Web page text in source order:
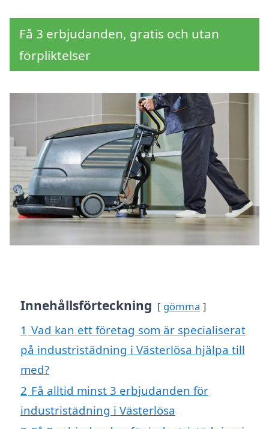
Få 3 erbjudanden, gratis och utan
förpliktelser
Innehållsförteckning gömma
1 Vad kan ett företag som är specialiserat
på industristädning i Västerlösa hjälpa till
med?
2 Få alltid minst 3 erbjudanden för
industristädning i Västerlösa